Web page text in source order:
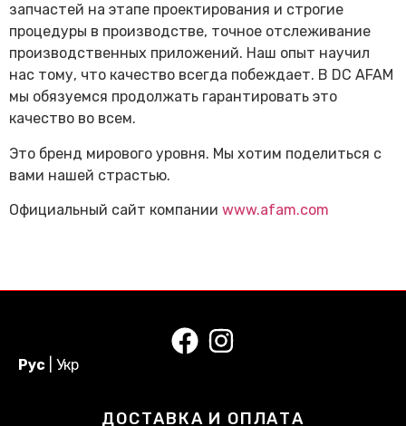
запчастей на этапе проектирования и строгие
процедуры в производстве, точное отслеживание
производственных приложений. Наш опыт научил
нас тому, что качество всегда побеждает. В DC ​​AFAM
мы обязуемся продолжать гарантировать это
качество во всем.
Это бренд мирового уровня. Мы хотим поделиться с
вами нашей страстью.
Официальный сайт компании www.afam.com
Рус Укр
ДОСТАВКА И ОПЛАТА